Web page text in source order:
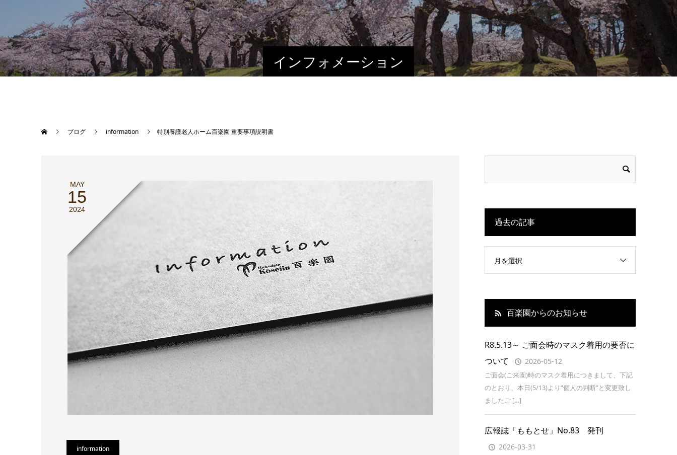
インフォメーション
ブログ information 特別養護老人ホーム百楽園 重要事項説明書
MAY
15
2024
information
過去の記事
月を選択
百楽園からのお知らせ
R8.5.13～ ご面会時のマスク着用の要否に
ついて
2026-05-12
ご面会(ご来園)時のマスク着用につきまして、下記
のとおり、本日(5/13)より”個人の判断”と変更致し
ましたご […]
広報誌「ももとせ」No.83 発刊
2026-03-31